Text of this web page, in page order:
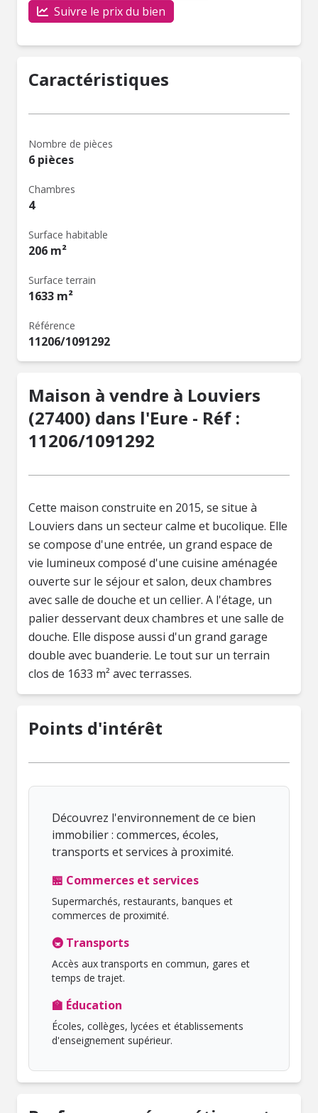
Suivre le prix du bien
Caractéristiques
Nombre de pièces
6 pièces
Chambres
4
Surface habitable
206 m²
Surface terrain
1633 m²
Référence
11206/1091292
Maison à vendre à Louviers
(27400) dans l'Eure - Réf :
11206/1091292
Cette maison construite en 2015, se situe à
Louviers dans un secteur calme et bucolique. Elle
se compose d'une entrée, un grand espace de
vie lumineux composé d'une cuisine aménagée
ouverte sur le séjour et salon, deux chambres
avec salle de douche et un cellier. A l'étage, un
palier desservant deux chambres et une salle de
douche. Elle dispose aussi d'un grand garage
double avec buanderie. Le tout sur un terrain
clos de 1633 m² avec terrasses.
Points d'intérêt
Découvrez l'environnement de ce bien
immobilier : commerces, écoles,
transports et services à proximité.
🏪 Commerces et services
Supermarchés, restaurants, banques et
commerces de proximité.
🚇 Transports
Accès aux transports en commun, gares et
temps de trajet.
🏫 Éducation
Écoles, collèges, lycées et établissements
d'enseignement supérieur.